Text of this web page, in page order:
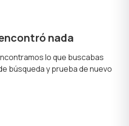
nada
lo que buscabas
búsqueda y prueba de nuevo